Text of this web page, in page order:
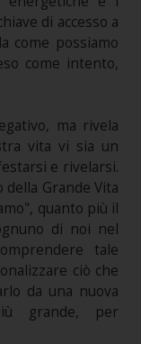
di accesso a
come possiamo
come intento,
ma rivela
vita vi sia un
e rivelarsi.
Grande Vita
quanto più il
di noi nel
tale
ciò che
da una nuova
grande, per